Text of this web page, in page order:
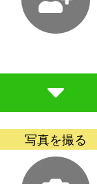
写真を撮る